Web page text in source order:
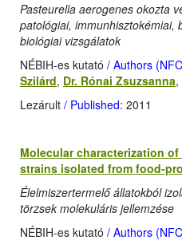
Pasteurella aerogenes okozta
patológiai, immunhisztokémiai,
biológiai vizsgálatok
NÉBIH-es kutató / Authors
Szilárd, Dr. Rónai Zsuzsanna,
Lezárult / Published: 2011
Molecular characterization
strains isolated from food-
Élelmiszertermelő állatokból
törzsek molekuláris jellemzése
NÉBIH-es kutató / Authors